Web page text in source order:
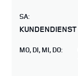
SA:
KUNDENDIENST
MO, DI, MI, DO: